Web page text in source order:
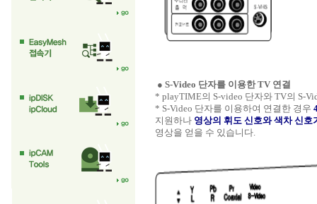
● S-Video 단자를 이용한 TV 연결
* playTIME의 S-video 단자와 TV의 S-
* S-Video 단자를 이용하여 연결한 경우
지원하나 영상의 휘도 신호와 색차 신
영상을 얻을 수 있습니다.